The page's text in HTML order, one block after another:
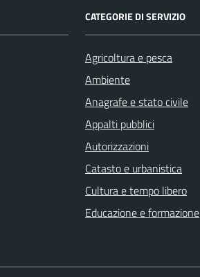
CATEGORIE DI SERVIZIO
Agricoltura e pesca
Ambiente
Anagrafe e stato civile
Appalti pubblici
Autorizzazioni
Catasto e urbanistica
Cultura e tempo libero
Educazione e formazione